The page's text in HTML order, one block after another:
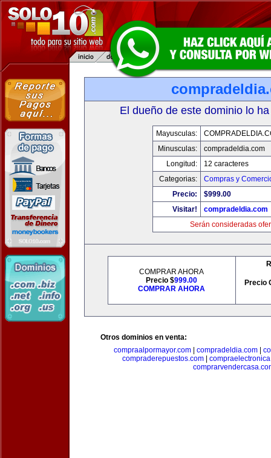
El dueño de este dominio lo
Mayusculas:
Minusculas:
compradeldia.com
Longitud:
12 caracteres
Categorias:
Compras y
Precio:
$999.00
Visitar!
compradeldia.com
Serán consideradas
COMPRAR AHORA
Precio $999.00
COMPRAR AHORA
Precio
Otros dominios en venta:
compraalpormayor.com| compradeldia.com|
compraderepuestos.com|